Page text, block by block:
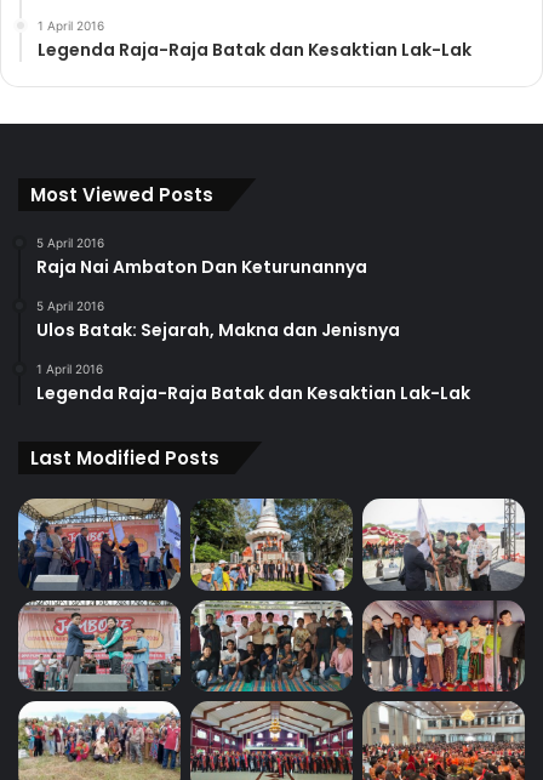
1 April 2016
Legenda Raja-Raja Batak dan Kesaktian Lak-Lak
Most Viewed Posts
5 April 2016
Raja Nai Ambaton Dan Keturunannya
5 April 2016
Ulos Batak: Sejarah, Makna dan Jenisnya
1 April 2016
Legenda Raja-Raja Batak dan Kesaktian Lak-Lak
Last Modified Posts